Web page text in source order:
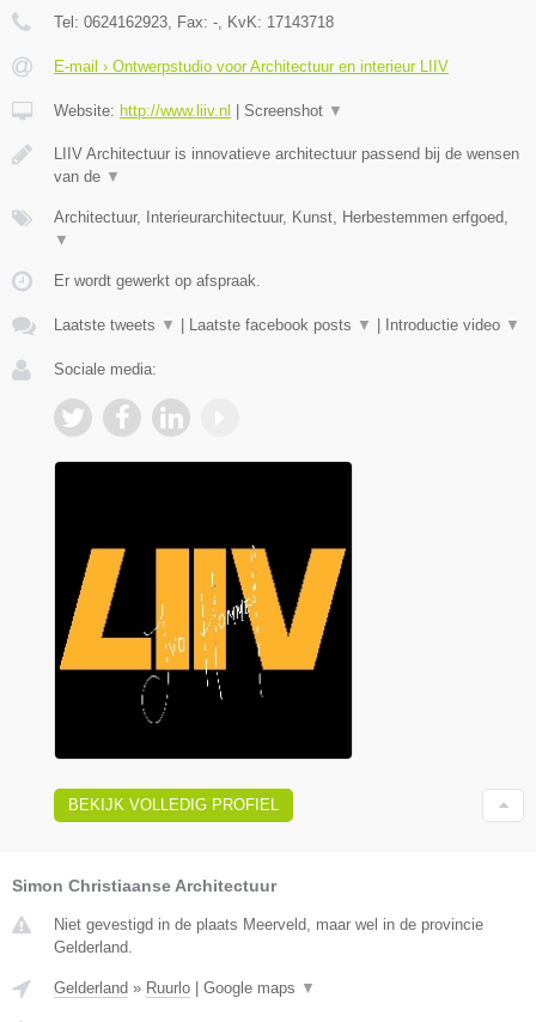
Tel: 0624162923, Fax: -, KvK: 17143718
E-mail › Ontwerpstudio voor Architectuur en interieur LIIV
Website: http://www.liiv.nl Screenshot ▼
LIIV Architectuur is innovatieve architectuur passend bij de wensen
van de ▼
Architectuur, Interieurarchitectuur, Kunst, Herbestemmen erfgoed,
▼
Er wordt gewerkt op afspraak.
Laatste tweets ▼ Laatste facebook posts ▼ Introductie video ▼
Sociale media:
BEKIJK VOLLEDIG PROFIEL
Simon Christiaanse Architectuur
Niet gevestigd in de plaats Meerveld, maar wel in de provincie
Gelderland.
Gelderland » Ruurlo Google maps ▼